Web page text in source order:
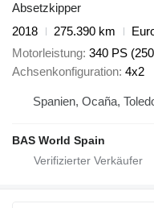
Absetzkipper
2018
275.390 km
Motorleistung 340 PS
Achsenkonfiguration 4x2
Spanien, Ocaña,
BAS World Spain